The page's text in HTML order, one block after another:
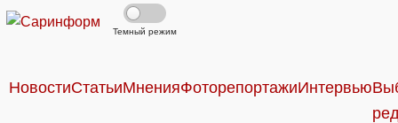
Темный режим
НовостиСтатьиМненияФоторепортажиИнтервью